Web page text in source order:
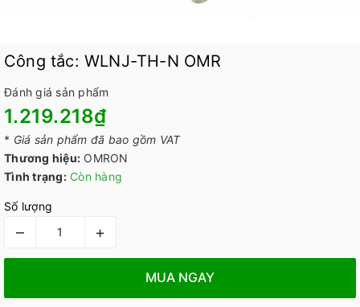
Công tắc: WLNJ-TH-N OMR
Đánh giá sản phẩm
1.219.218₫
* Giá sản phẩm đã bao gồm VAT
Thương hiệu: OMRON
Tình trạng: Còn hàng
Số lượng
– +
MUA NGAY